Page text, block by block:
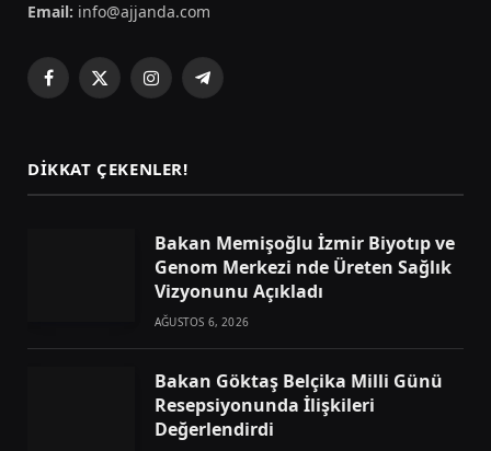
Email: info@ajjanda.com
Facebook
X
InstagramTelegram
DIKKAT ÇEKENLER!
Bakan Memişoğlu İzmir Biyotıp ve
Genom Merkezi nde Üreten Sağlık
Vizyonunu Açıkladı
AĞUSTOS 6, 2026
Bakan Göktaş Belçika Milli Günü
Resepsiyonunda İlişkileri
Değerlendirdi